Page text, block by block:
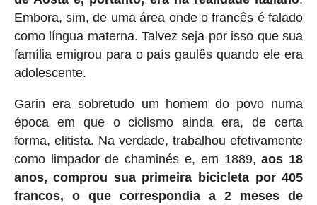
Embora, sim, de uma área onde o francês é falado
como língua materna. Talvez seja por isso que sua
família emigrou para o país gaulês quando ele era
adolescente.
Garin era sobretudo um homem do povo numa
época em que o ciclismo ainda era, de certa
forma, elitista. Na verdade, trabalhou efetivamente
como limpador de chaminés e, em 1889,aos 18
anos, comprou sua primeira bicicleta por 405
francos, o que correspondia a 2 meses de